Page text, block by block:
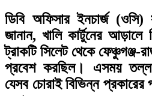
ডিবি অফিসার ইনচার্জ (ওসি)
জানান, খালি কার্টুনের
ট্রাকটি সিলেট থেকে ফেঞ্চুগঞ্জ-
প্রবেশ করছিল। এসময়
যেসব চোরাই বিভিন্ন প্রকারের